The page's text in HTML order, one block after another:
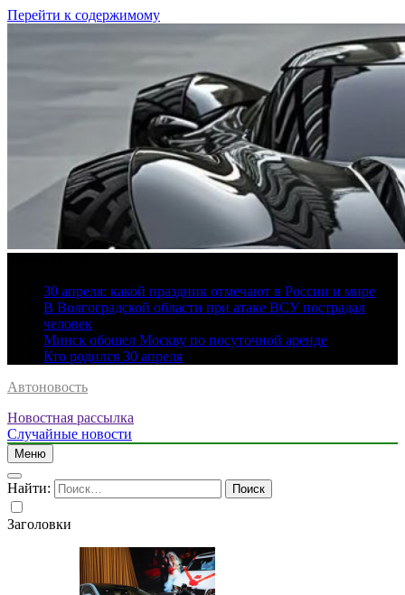
Перейти к содержимому
30 апреля: какой праздник отмечают в России и мире
В Волгоградской области при атаке ВСУ пострадал
человек
Минск обошел Москву по посуточной аренде
Кто родился 30 апреля
Автоновость
Новостная рассылка
Случайные новости
Меню
Найти:
Заголовки